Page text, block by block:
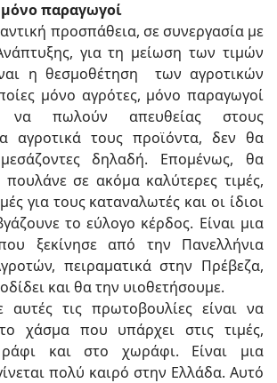
παραγωγοί
προσπάθεια, σε συνεργασία με
για τη μείωση των τιμών
η θεσμοθέτηση των αγροτικών
μόνο αγρότες, μόνο παραγωγοί
πωλούν απευθείας στους
αγροτικά τους προϊόντα, δεν θα
δηλαδή. Επομένως, θα
σε ακόμα καλύτερες τιμές,
για τους καταναλωτές και οι ίδιοι
το εύλογο κέρδος. Είναι μια
ξεκίνησε από την Πανελλήνια
πειραματικά στην Πρέβεζα,
και θα την υιοθετήσουμε.
αυτές τις πρωτοβουλίες είναι να
χάσμα που υπάρχει στις τιμές,
και στο χωράφι. Είναι μια
πολύ καιρό στην Ελλάδα. Αυτό